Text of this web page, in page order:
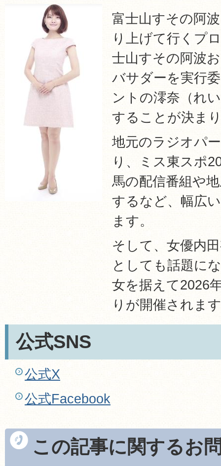
富士山すその阿
り上げて行くプ
士山すその阿波
バサダーを実行
ントの澪奈（れ
することが決ま
地元のラジオパ
り、ミス東スポ
馬の配信番組や
するなど、幅広
ます。
そして、女優内
としても話題に
女を据えて2026
りが開催されま
公式SNS
公式X
公式Facebook
この記事に関するお